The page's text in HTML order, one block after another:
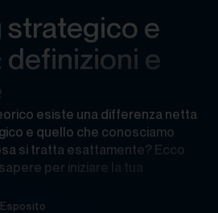
strategico e
e
esiste una differenza netta
e quello che conosciamo
si tratta esattamente? Ecco
per iniziare la tua